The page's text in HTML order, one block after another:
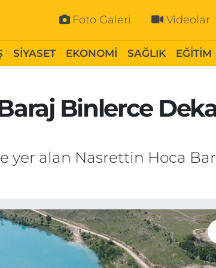
Foto Galeri Videolar
SİYASET EKONOMİ SAĞLIK EĞİTİM
Binlerce
yer alan Nasrettin Hoca